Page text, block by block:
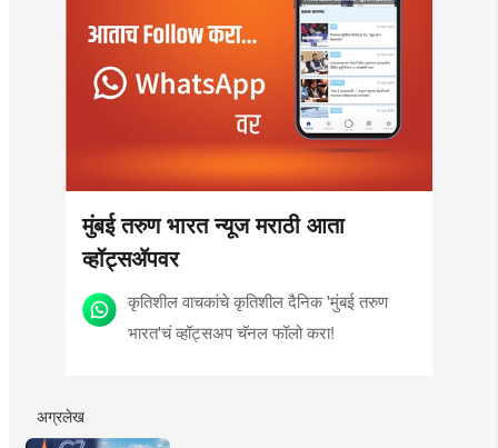
मुंबई तरुण भारत न्यूज मराठी आता
व्हॉट्सॲपवर
कृतिशील वाचकांचे कृतिशील दैनिक 'मुंबई तरुण
भारत'चं व्हॉट्सअप चॅनल फॉलो करा!
अग्रलेख